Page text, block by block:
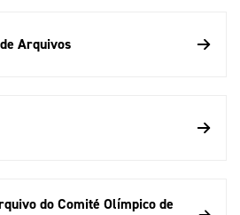
Arquivos
do Comité Olímpico de